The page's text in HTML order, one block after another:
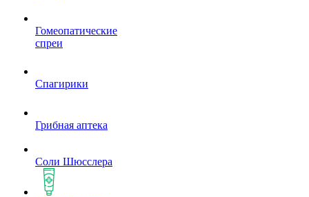
Гомеопатические
спреи
Спагирики
Грибная аптека
Соли Шюсслера